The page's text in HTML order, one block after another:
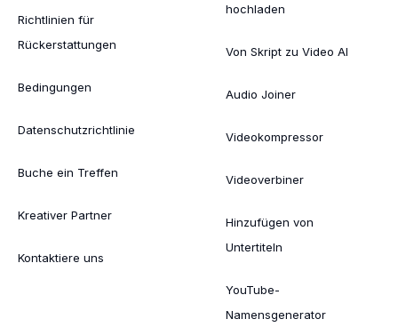
Richtlinien für
Rückerstattungen
Bedingungen
Datenschutzrichtlinie
Buche ein Treffen
Kreativer Partner
Kontaktiere uns
hochladen
Von Skript zu Video AI
Audio Joiner
Videokompressor
Videoverbiner
Hinzufügen von
Untertiteln
YouTube-
Namensgenerator